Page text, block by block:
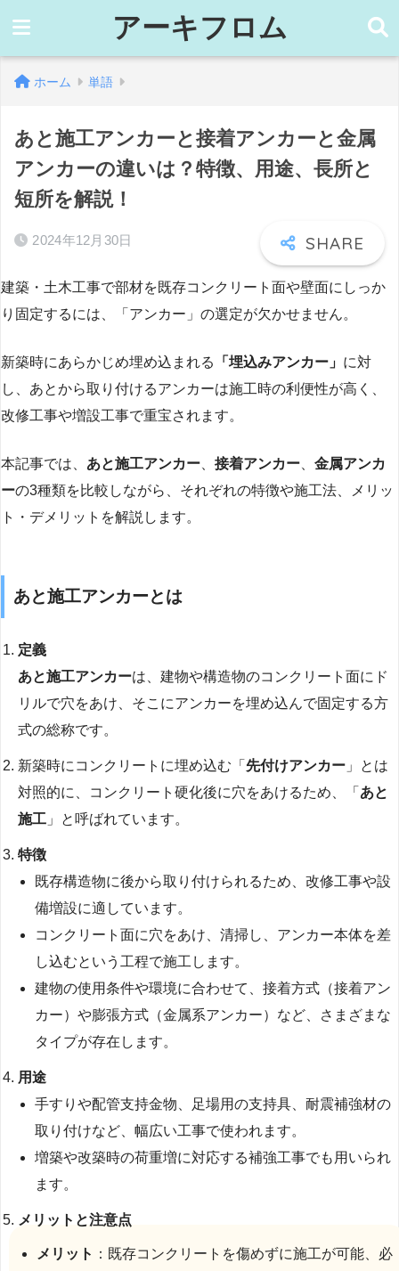
アーキフロム
ホーム 単語
あと施工アンカーと接着アンカーと金属
アンカーの違いは？特徴、用途、長所と
短所を解説！
2024年12月30日
建築・土木工事で部材を既存コンクリート面や壁面にしっか
り固定するには、「アンカー」の選定が欠かせません。
新築時にあらかじめ埋め込まれる 「埋込みアンカー」 に対
し、あとから取り付けるアンカーは施工時の利便性が高く、
改修工事や増設工事で重宝されます。
本記事では、 あと施工アンカー 接着アンカー
金属アンカ
ーの3種類を比較しながら、それぞれの特徴や施工法、メリッ
ト・デメリットを解説します。
あと施工アンカーとは
定義
あと施工アンカーは、建物や構造物のコンクリート面にド
リルで穴をあけ、そこにアンカーを埋め込んで固定する方
式の総称です。
新築時にコンクリートに埋め込む「 先付けアンカー 」とは
対照的に、コンクリート硬化後に穴をあけるため、「 あと
施工 」と呼ばれています。
特徴
既存構造物に後から取り付けられるため、改修工事や設
備増設に適しています。
コンクリート面に穴をあけ、清掃し、アンカー本体を差
し込むという工程で施工します。
建物の使用条件や環境に合わせて、接着方式（接着アン
カー）や膨張方式（金属系アンカー）など、さまざまな
タイプが存在します。
用途
手すりや配管支持金物、足場用の支持具、耐震補強材の
取り付けなど、幅広い工事で使われます。
増築や改築時の荷重増に対応する補強工事でも用いられ
ます。
メリットと注意点
メリット ：既存コンクリートを傷めずに施工が可能、必